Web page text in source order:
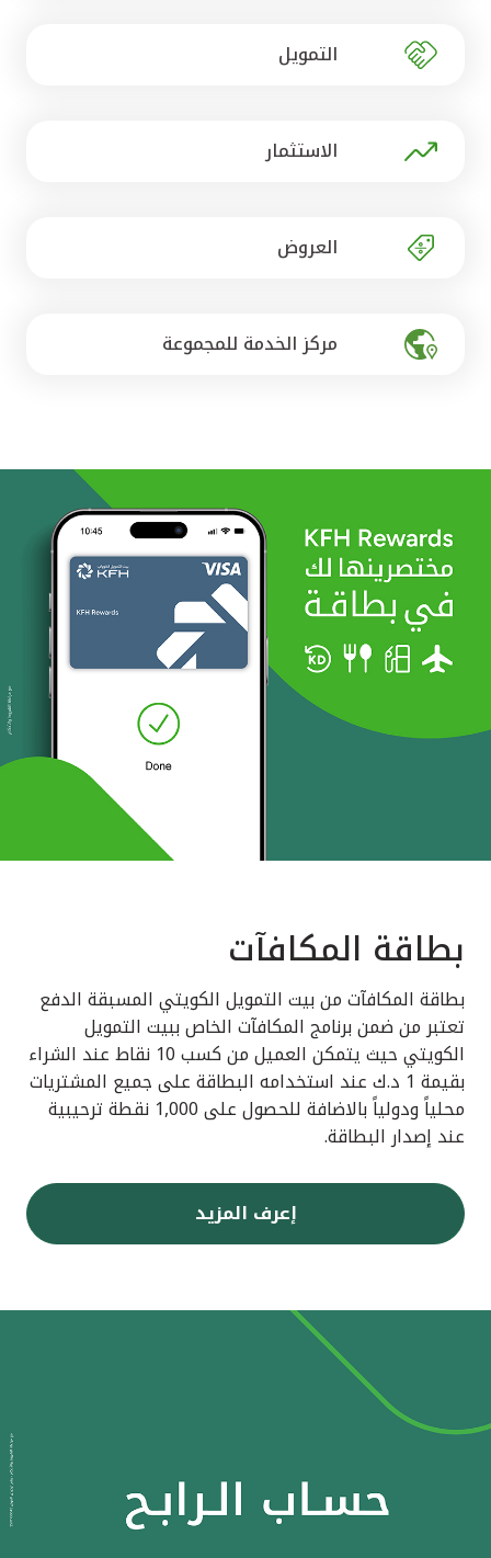
مصر
التمويل
الاستثمار
العروض
مركز الخدمة للمجموعة
بطاقة المكافآت
بطاقة المكافآت من بيت التمويل الكويتي المسبقة الدفع
تعتبر من ضمن برنامج المكافآت الخاص ببيت التمويل
الكويتي حيث يتمكن العميل من كسب 10 نقاط عند الشراء
بقيمة 1 د.ك عند استخدامه البطاقة على جميع المشتريات
محلياً ودولياً بالاضافة للحصول على 1,000 نقطة ترحيبية
عند إصدار البطاقة.
إعرف المزيد